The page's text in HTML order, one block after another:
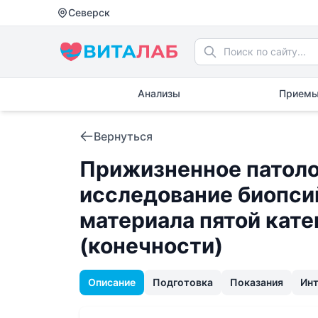
Северск
Анализы
Вернуться
Прижизненное
исследование
материала пятой
(конечности)
Описание Подготовка Показания